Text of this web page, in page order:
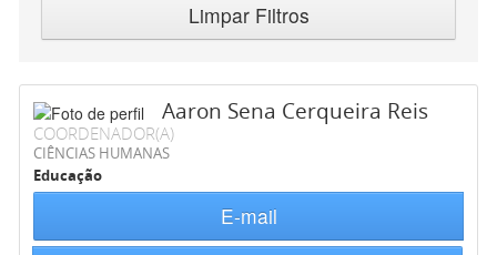
Limpar Filtros
Aaron Sena Cerqueira Reis
COORDENADOR(A)
CIÊNCIAS HUMANAS
Educação
E-mail